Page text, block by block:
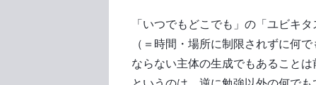
「いつでもどこでも」の「ユビキ
（＝時間・場所に制限されずに何
ならない主体の生成でもあること